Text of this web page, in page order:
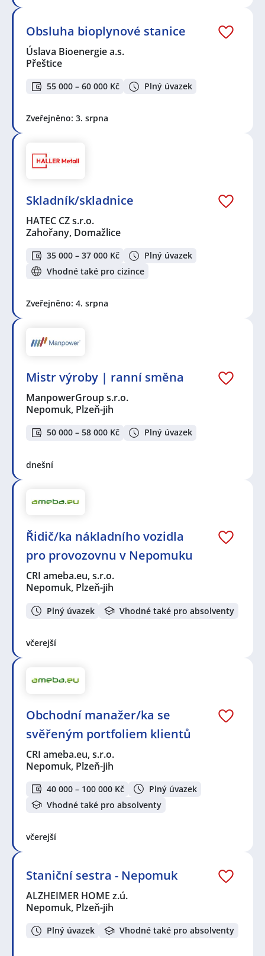
Obsluha bioplynové stanice
Úslava Bioenergie a.s.
Přeštice
55 000 – 60 000 Kč Plný úvazek
Zveřejněno: 3. srpna
Skladník/skladnice
HATEC CZ s.r.o.
Zahořany, Domažlice
35 000 – 37 000 Kč
Plný úvazek
Vhodné také pro cizince
Zveřejněno: 4. srpna
Mistr výroby | ranní směna
ManpowerGroup s.r.o.
Nepomuk, Plzeň-jih
50 000 – 58 000 Kč Plný úvazek
dnešní
Řidič/ka nákladního vozidla
pro provozovnu v Nepomuku
CRI ameba.eu, s.r.o.
Nepomuk, Plzeň-jih
Plný úvazek Vhodné také pro absolventy
včerejší
Obchodní manažer/ka se
svěřeným portfoliem klientů
CRI ameba.eu, s.r.o.
Nepomuk, Plzeň-jih
40 000 – 100 000 Kč
Plný úvazek
Vhodné také pro absolventy
včerejší
Staniční sestra - Nepomuk
ALZHEIMER HOME z.ú.
Nepomuk, Plzeň-jih
Plný úvazek Vhodné také pro absolventy